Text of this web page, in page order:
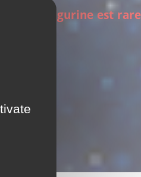
Cette figurine est rare